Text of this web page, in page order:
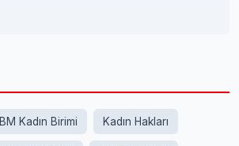
BM Kadın Birimi Kadın Hakları